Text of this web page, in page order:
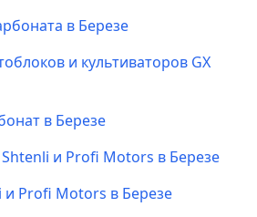
в Березе
и культиваторов GX
в Березе
и Profi Motors в Березе
Profi Motors в Березе